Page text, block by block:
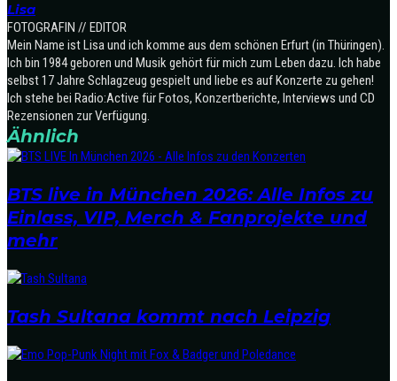
Lisa
FOTOGRAFIN // EDITOR
Mein Name ist Lisa und ich komme aus dem schönen Erfurt (in Thüringen).
Ich bin 1984 geboren und Musik gehört für mich zum Leben dazu. Ich habe
selbst 17 Jahre Schlagzeug gespielt und liebe es auf Konzerte zu gehen!
Ich stehe bei Radio:Active für Fotos, Konzertberichte, Interviews und CD
Rezensionen zur Verfügung.
Ähnlich
BTS live in München 2026: Alle Infos zu
Einlass, VIP, Merch & Fanprojekte und
mehr
Tash Sultana kommt nach Leipzig